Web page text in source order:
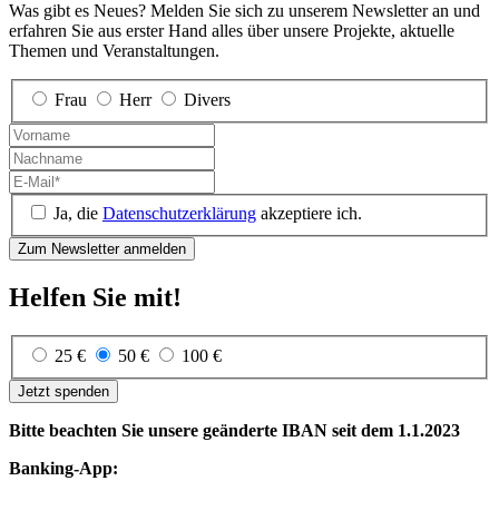
Was gibt es Neues? Melden Sie sich zu unserem Newsletter an und
erfahren Sie aus erster Hand alles über unsere Projekte, aktuelle
Themen und Veranstaltungen.
Frau Herr Divers
Ja, die Datenschutzerklärung akzeptiere ich.
Helfen Sie mit!
25 € 50 € 100 €
Jetzt spenden
Bitte beachten Sie unsere geänderte IBAN seit dem 1.1.2023
Banking-App: